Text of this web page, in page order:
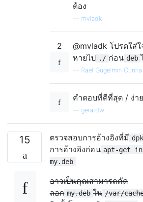
ต้อง
mvladk
2
@mvladk โปรดใส่
หายไป ./ ก่อน deb
— Rael Gugelmin Cunha
คำตอบที่ดีที่สุด / ง่า
gerardw
15 ตรวจสอบการอ้างอิงที่มี
การอ้างอิงก่อน apt-get
my.deb
อาจเป็นคุณสามารถคัด
ลอก my.deb ใน /var/